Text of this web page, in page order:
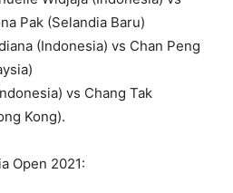
Pak (Selandia Baru)
(Indonesia) vs Chan Peng
vs Chang Tak
Kong).
Open 2021: